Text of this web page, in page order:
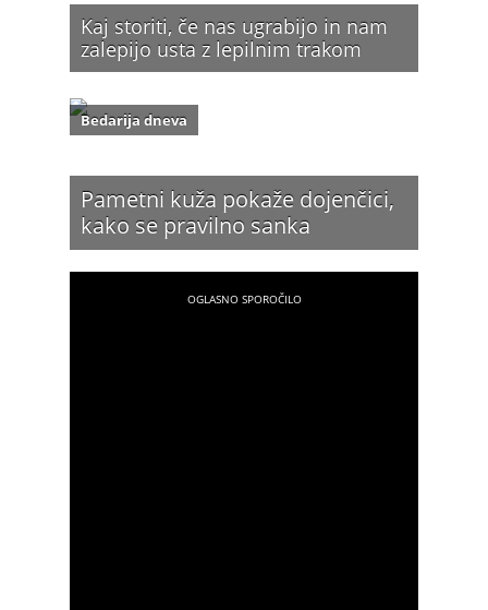
Kaj storiti, če nas ugrabijo in nam
zalepijo usta z lepilnim trakom
Pametni kuža pokaže dojenčici,
kako se pravilno sanka
Bedarija dneva